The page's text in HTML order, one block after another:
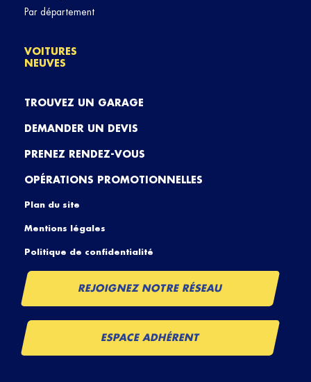
Par département
VOITURES
NEUVES
TROUVEZ UN GARAGE
DEMANDER UN DEVIS
PRENEZ RENDEZ-VOUS
OPÉRATIONS PROMOTIONNELLES
Plan du site
Mentions légales
Politique de confidentialité
REJOIGNEZ NOTRE RÉSEAU
ESPACE ADHÉRENT